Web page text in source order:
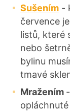
Sušením -
července
listů, které
nebo
bylinu
tmavé
Mražením